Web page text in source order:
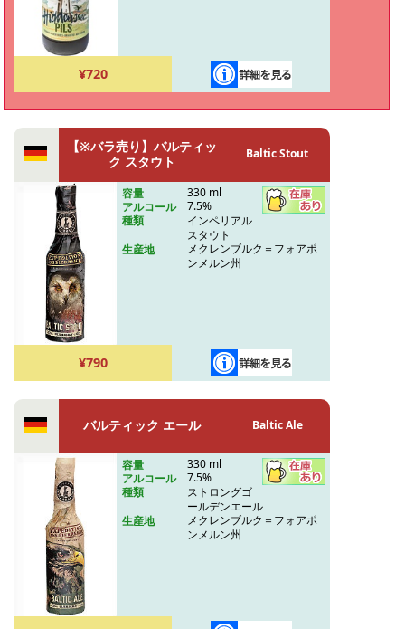
¥720
【※バラ売り】バルティッ
ク スタウト
Baltic Stout
容量
330 ml
アルコール
7.5%
種類
インペリアル
スタウト
生産地
メクレンブルク＝フォアポ
ンメルン州
¥790
バルティック エール Baltic Ale
容量
330 ml
アルコール
7.5%
種類
ストロングゴ
ールデンエール
生産地
メクレンブルク＝フォアポ
ンメルン州